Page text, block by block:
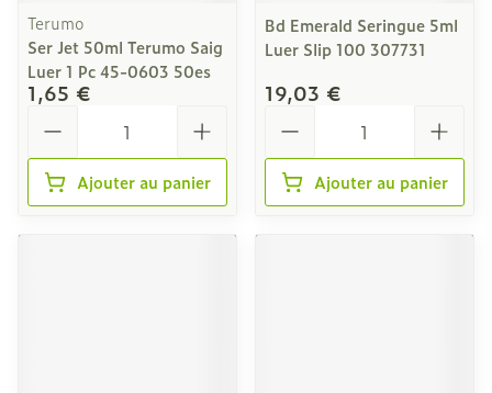
Terumo
Ser Jet 50ml Terumo Saig
Luer 1 Pc 45-0603 50es
1,65 €
Ajouter au panier
Bd Emerald Seringue 5ml
Luer Slip 100 307731
19,03 €
Ajouter au panier